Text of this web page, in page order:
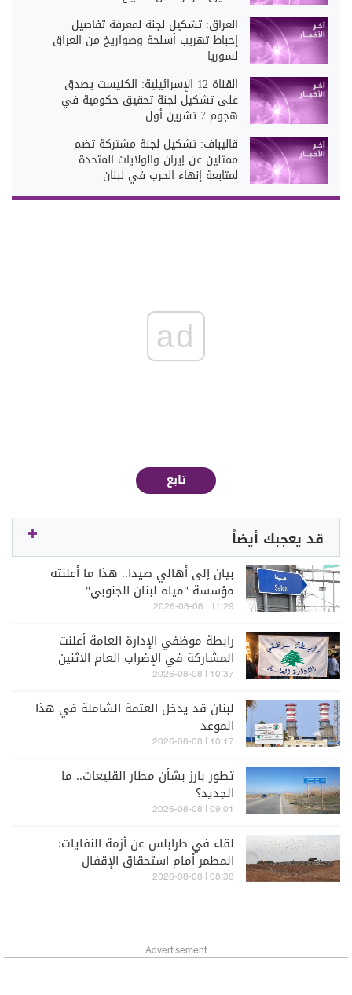
العراق: تشكيل لجنة لمعرفة تفاصيل
إحباط تهريب أسلحة وصواريخ من العراق
لسوريا
القناة 12 الإسرائيلية: الكنيست يصدق
على تشكيل لجنة تحقيق حكومية في
هجوم 7 تشرين أول
قاليباف: تشكيل لجنة مشتركة تضم
ممثلين عن إيران والولايات المتحدة
لمتابعة إنهاء الحرب في لبنان
ad
تابع
قد يعجبك أيضاً
بيان إلى أهالي صيدا.. هذا ما أعلنته
مؤسسة "مياه لبنان الجنوبي"
11:29 | 2026-08-08
رابطة موظفي الإدارة العامة أعلنت
المشاركة في الإضراب العام الاثنين
10:37 | 2026-08-08
لبنان قد يدخل العتمة الشاملة في هذا
الموعد
10:17 | 2026-08-08
تطور بارز بشأن مطار القليعات.. ما
الجديد؟
09:01 | 2026-08-08
لقاء في طرابلس عن أزمة النفايات:
المطمر أمام استحقاق الإقفال
08:38 | 2026-08-08
Advertisement